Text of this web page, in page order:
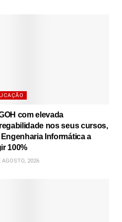
com elevada
nos seus cursos,
Informática a
100%
2026